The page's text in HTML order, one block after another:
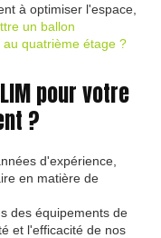
à optimiser l'espace,
un ballon
quatrième étage ?
pour votre
?
d'expérience,
en matière de
des équipements de
et l'efficacité de nos